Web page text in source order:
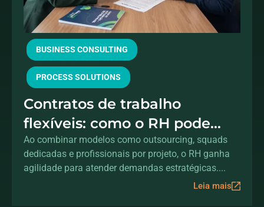
BUSINESS CONSULTING
PROCESS SOLUTIONS
Contratos de trabalho
flexíveis: como o RH pode
acelerar a transformação
digital sem aumentar o
Ao combinar modelos como outsourcing, squads
dedicadas e profissionais por projeto, o RH ganha
agilidade para atender demandas estratégicas....
Leia mais